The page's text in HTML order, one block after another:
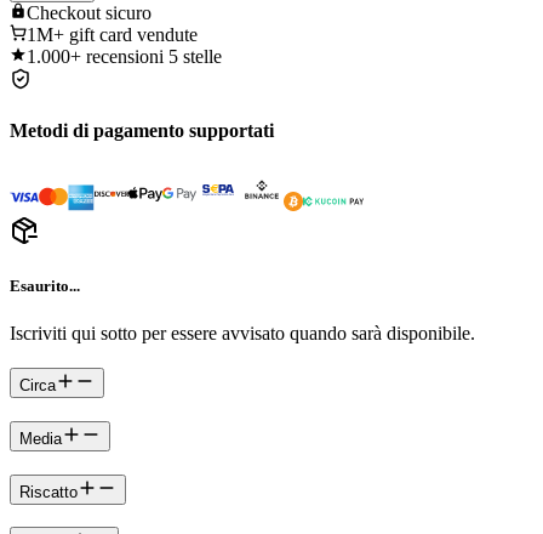
Checkout sicuro
1M+ gift card vendute
1.000+ recensioni 5 stelle
Metodi di pagamento supportati
Esaurito...
Iscriviti qui sotto per essere avvisato quando sarà disponibile.
Circa
Media
Riscatto